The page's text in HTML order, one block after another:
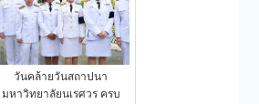
วันคล้ายวันสถาปนา
มหาวิทยาลัยนเรศวร ครบ